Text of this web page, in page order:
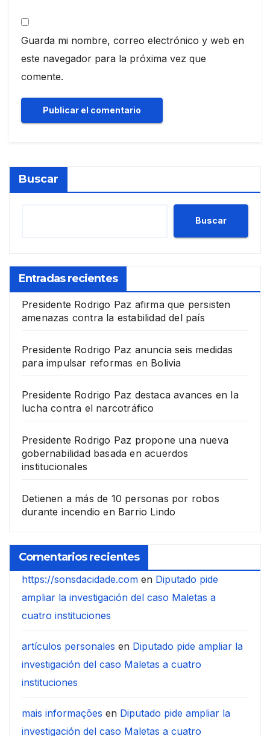
Guarda mi nombre, correo electrónico y web en
este navegador para la próxima vez que
comente.
Buscar
Buscar
Entradas recientes
Presidente Rodrigo Paz afirma que persisten
amenazas contra la estabilidad del país
Presidente Rodrigo Paz anuncia seis medidas
para impulsar reformas en Bolivia
Presidente Rodrigo Paz destaca avances en la
lucha contra el narcotráfico
Presidente Rodrigo Paz propone una nueva
gobernabilidad basada en acuerdos
institucionales
Detienen a más de 10 personas por robos
durante incendio en Barrio Lindo
Comentarios recientes
https://sonsdacidade.com en Diputado pide
ampliar la investigación del caso Maletas a
cuatro instituciones
artículos personales en Diputado pide ampliar la
investigación del caso Maletas a cuatro
instituciones
mais informações en Diputado pide ampliar la
investigación del caso Maletas a cuatro